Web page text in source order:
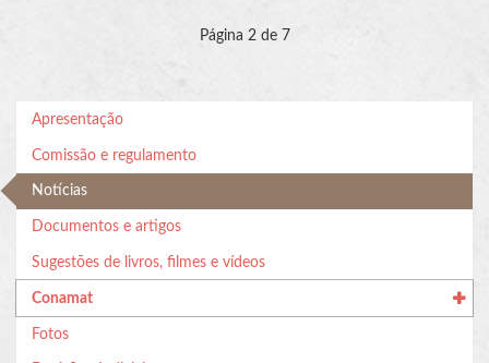
Página 2 de 7
Apresentação
Comissão e regulamento
Notícias
Documentos e artigos
Sugestões de livros, filmes e vídeos
Conamat
Fotos